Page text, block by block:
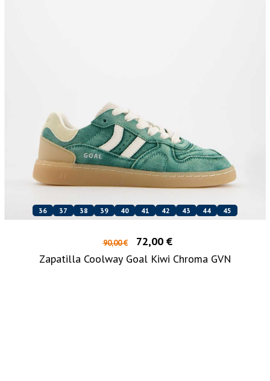
36 37 38 39 40 41 42 43 44 45
90,00 €
72,00 €
Zapatilla Coolway Goal Kiwi Chroma GVN